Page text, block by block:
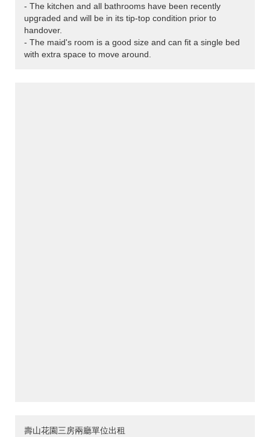
- The kitchen and all bathrooms have been recently
upgraded and will be in its tip-top condition prior to
handover.
- The maid's room is a good size and can fit a single bed
with extra space to move around.
壽山花園三房兩廳單位出租